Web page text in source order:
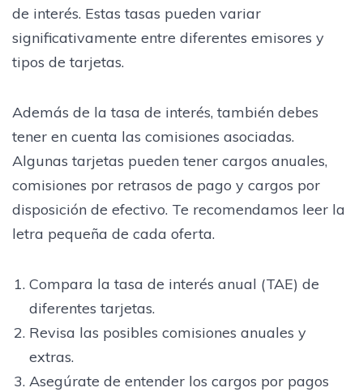
de interés. Estas tasas pueden variar
significativamente entre diferentes emisores y
tipos de tarjetas.
Además de la tasa de interés, también debes
tener en cuenta las comisiones asociadas.
Algunas tarjetas pueden tener cargos anuales,
comisiones por retrasos de pago y cargos por
disposición de efectivo. Te recomendamos leer la
letra pequeña de cada oferta.
Compara la tasa de interés anual (TAE) de
diferentes tarjetas.
Revisa las posibles comisiones anuales y
extras.
Asegúrate de entender los cargos por pagos